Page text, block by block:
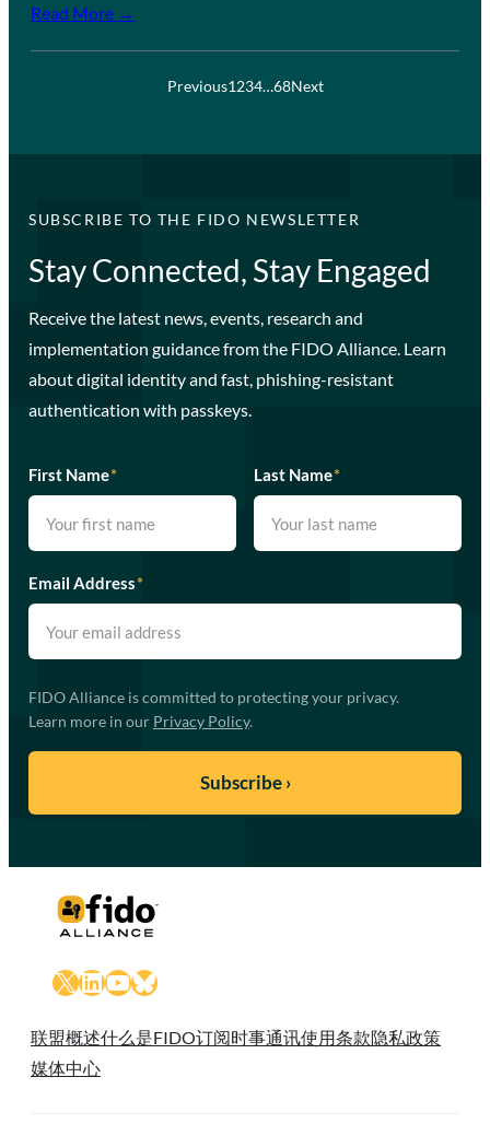
Read More →
Previous1234…68Next
SUBSCRIBE TO THE FIDO NEWSLETTER
Stay Connected, Stay Engaged
Receive the latest news, events, research and
implementation guidance from the FIDO Alliance. Learn
about digital identity and fast, phishing-resistant
authentication with passkeys.
First Name* Last Name*
Email Address*
FIDO Alliance is committed to protecting your privacy.
Learn more in our Privacy Policy.
X LinkedIn
YouTube
Bluesky
联盟概述什么是FIDO订阅时事通讯使用条款隐私政策
媒体中心